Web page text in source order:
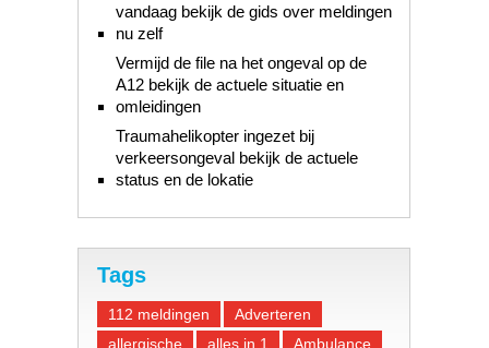
vandaag bekijk de gids over meldingen
nu zelf
Vermijd de file na het ongeval op de
A12 bekijk de actuele situatie en
omleidingen
Traumahelikopter ingezet bij
verkeersongeval bekijk de actuele
status en de lokatie
Tags
112 meldingen
Adverteren
allergische
alles in 1 Ambulance